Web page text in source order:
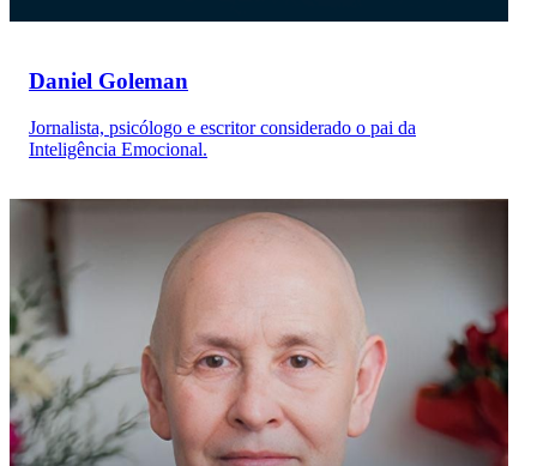
Daniel Goleman
Jornalista, psicólogo e escritor considerado o pai da
Inteligência Emocional.